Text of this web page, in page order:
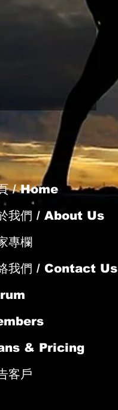
借一
/ Home
我們 / About Us
專欄
我們 / Contact Us
& Pricing
客戶